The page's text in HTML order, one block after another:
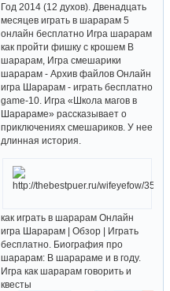
Год 2014 (12 духов). Двенадцать
месяцев играть в шарарам 5
онлайн бесплатно Игра шарарам
как пройти фишку с крошем В
шарарам, Игра смешарики
шарарам - Архив файлов Онлайн
игра Шарарам - играть бесплатно
game-10. Игра «Школа магов в
Шарараме» рассказывает о
приключениях смешариков. У нее
длинная история.
как играть в шарарам Онлайн
игра Шарарам | Обзор | Играть
бесплатно. Биография про
шарарам: В шарараме и в году.
Игра как шарарам говорить и
квесты